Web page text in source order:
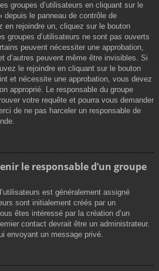
groupes d’utilisateurs en cliquant sur le
depuis le panneau de contrôle de
en rejoindre un, cliquez sur le bouton
groupes d’utilisateurs ne sont pas ouverts
peuvent nécessiter une approbation,
d’autres peuvent même être invisibles. Si
le rejoindre en cliquant sur le bouton
et nécessite une approbation, vous devez
approprié. Le responsable du groupe
votre requête et pourra vous demander
de ne pas harceler un responsable de
le responsable d’un groupe
est généralement assigné
sont initialement créés par un
êtes intéressé par la création d’un
contact devrait être un administrateur.
envoyant un message privé.